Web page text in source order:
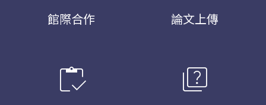
館際合作 論文上傳
inventory quiz